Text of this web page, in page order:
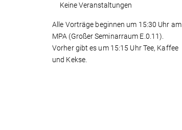
Keine Veranstaltungen
Alle Vorträge beginnen um 15:30 Uhr am
MPA (Großer Seminarraum E.0.11).
Vorher gibt es um 15:15 Uhr Tee, Kaffee
und Kekse.